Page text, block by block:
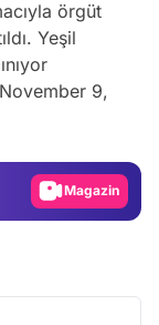
örgüt
Yeşil
November 9,Video
Magazin